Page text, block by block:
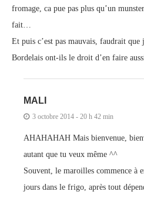
fromage, ca pue pas plus qu’un
fait…
Et puis c’est pas mauvais, faudrait
Bordelais ont-ils le droit d’en faire
MALI
3 octobre 2014 - 20 h 42 min
AHAHAHAH Mais bienvenue,
autant que tu veux même ^^
Souvent, le maroilles commence à
jours dans le frigo, après tout